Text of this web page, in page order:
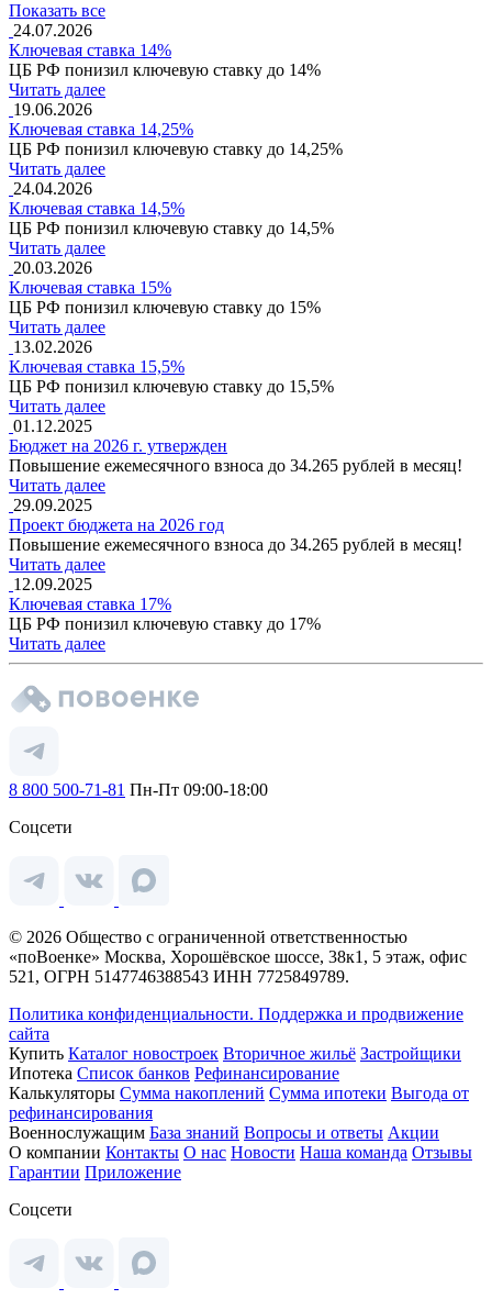
Показать все
24.07.2026
Ключевая ставка 14%
ЦБ РФ понизил ключевую ставку до 14%
Читать далее
19.06.2026
Ключевая ставка 14,25%
ЦБ РФ понизил ключевую ставку до 14,25%
Читать далее
24.04.2026
Ключевая ставка 14,5%
ЦБ РФ понизил ключевую ставку до 14,5%
Читать далее
20.03.2026
Ключевая ставка 15%
ЦБ РФ понизил ключевую ставку до 15%
Читать далее
13.02.2026
Ключевая ставка 15,5%
ЦБ РФ понизил ключевую ставку до 15,5%
Читать далее
01.12.2025
Бюджет на 2026 г. утвержден
Повышение ежемесячного взноса до 34.265 рублей в месяц!
Читать далее
29.09.2025
Проект бюджета на 2026 год
Повышение ежемесячного взноса до 34.265 рублей в месяц!
Читать далее
12.09.2025
Ключевая ставка 17%
ЦБ РФ понизил ключевую ставку до 17%
Читать далее
8 800 500-71-81 Пн-Пт 09:00-18:00
Соцсети
© 2026 Общество с ограниченной ответственностью
«поВоенке» Москва, Хорошёвское шоссе, 38к1, 5 этаж, офис
521, ОГРН 5147746388543 ИНН 7725849789.
Политика конфиденциальности. Поддержка и продвижение
сайта
Купить Каталог новостроек Вторичное жильё Застройщики
Ипотека Список банков Рефинансирование
Калькуляторы Сумма накоплений Сумма ипотеки Выгода от
рефинансирования
Военнослужащим База знаний Вопросы и ответы Акции
О компании Контакты О нас Новости Наша команда Отзывы
Гарантии Приложение
Соцсети